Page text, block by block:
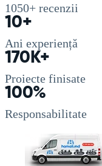
1050+ recenzii
10+
Ani experiență
170K+
Proiecte finisate
100%
Responsabilitate